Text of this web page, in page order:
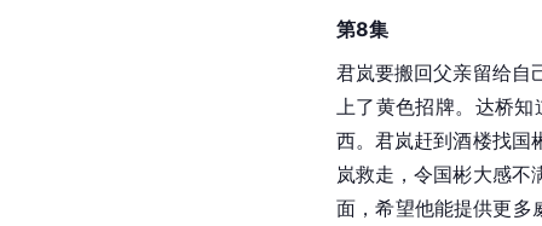
第8集
君岚要搬回父亲留给自
上了黄色招牌。达桥
西。君岚赶到酒楼找国
岚救走，令国彬大感不
面，希望他能提供更多